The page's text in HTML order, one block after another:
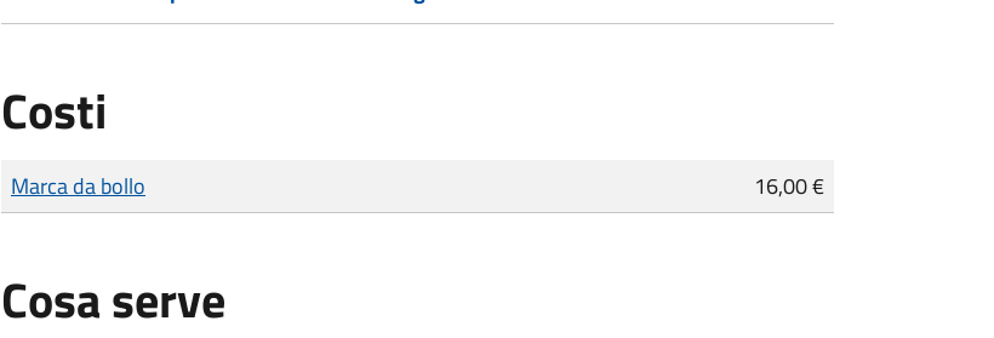
Costi
Tipo di pagamento
Importo
Marca da bollo 16,00 €
Cosa serve